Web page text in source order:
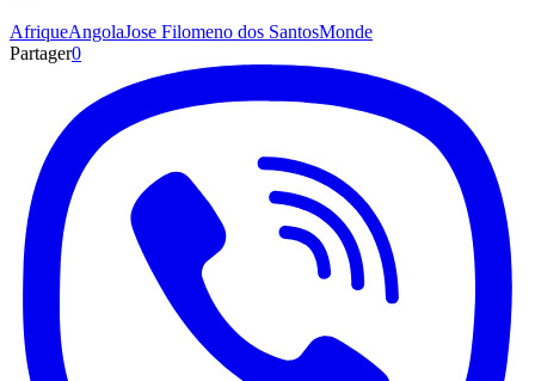
AfriqueAngolaJose Filomeno dos SantosMonde
Partager0